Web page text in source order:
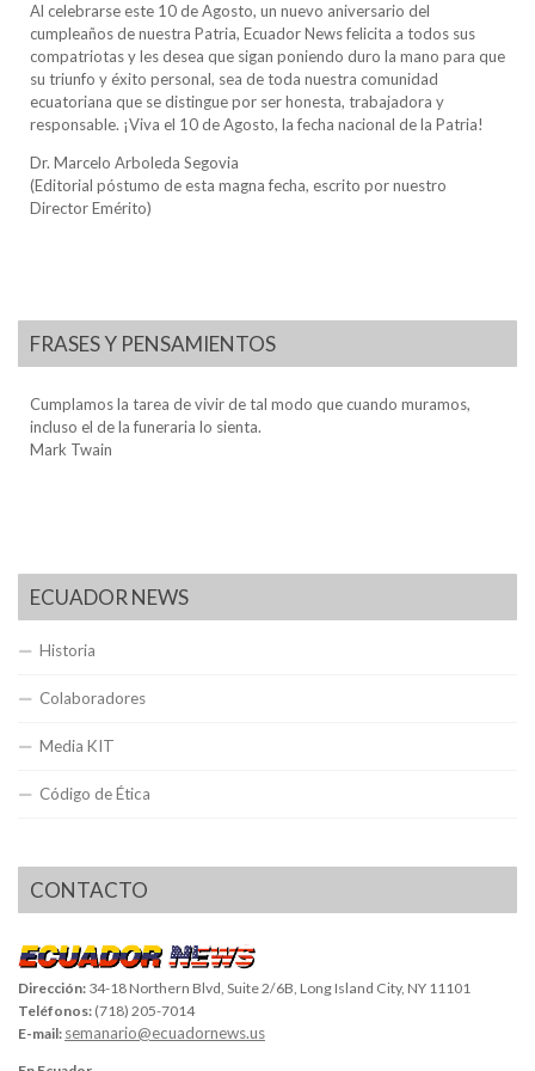
Al celebrarse este 10 de Agosto, un nuevo aniversario del
cumpleaños de nuestra Patria, Ecuador News felicita a todos sus
compatriotas y les desea que sigan poniendo duro la mano para que
su triunfo y éxito personal, sea de toda nuestra comunidad
ecuatoriana que se distingue por ser honesta, trabajadora y
responsable. ¡Viva el 10 de Agosto, la fecha nacional de la Patria!
Dr. Marcelo Arboleda Segovia
(Editorial póstumo de esta magna fecha, escrito por nuestro
Director Emérito)
FRASES Y PENSAMIENTOS
Cumplamos la tarea de vivir de tal modo que cuando muramos,
incluso el de la funeraria lo sienta.
Mark Twain
ECUADOR NEWS
Historia
Colaboradores
Media KIT
Código de Ética
CONTACTO
Dirección: 34-18 Northern Blvd, Suite 2/6B, Long Island City, NY 11101
Teléfonos: (718) 205-7014
E-mail: semanario@ecuadornews.us